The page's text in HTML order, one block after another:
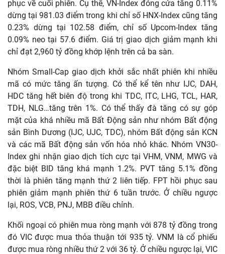
phục về cuối phiên. Cụ thể, VN-Index đóng cửa tăng 0.11%
dừng tại 981.03 điểm trong khi chỉ số HNX-Index cũng tăng
0.23% dừng tại 102.58 điểm, chỉ số Upcom-Index tăng
0.09% neo tại 57.6 điểm. Giá trị giao dịch giảm mạnh khi
chỉ đạt 2,960 tỷ đồng khớp lệnh trên cả ba sàn.
Nhóm Small-Cap giao dịch khởi sắc nhất phiên khi nhiều
mã có mức tăng ấn tượng. Có thể kể tên như IJC, DAH,
HDC tăng hết biên độ trong khi TDC, ITC, LHG, TCL, HAR,
TDH, NLG…tăng trên 1%. Có thể thấy đà tăng có sự góp
mặt của khá nhiều mã Bất Động sản như nhóm Bất động
sản Bình Dương (IJC, UJC, TDC), nhóm Bất động sản KCN
và các mã Bất động sản vốn hóa nhỏ khác. Nhóm VN30-
Index ghi nhận giao dịch tích cực tại VHM, VNM, MWG và
đặc biệt BID tăng khá mạnh 1.2%. PVT tăng 5.1% đồng
thời là phiên tăng mạnh thứ 2 liên tiếp. FPT hồi phục sau
phiên giảm mạnh phiên thứ 6 tuần trước. Ở chiều ngược
lại, ROS, VCB, PNJ, MBB điều chỉnh.
Khối ngoại có phiên mua ròng mạnh với 878 tỷ đồng trong
đó VIC được mua thỏa thuận tới 935 tỷ. VNM là cổ phiếu
được mua ròng nhiều thứ 2 với 36 tỷ. Ở chiều ngược lại, VIC